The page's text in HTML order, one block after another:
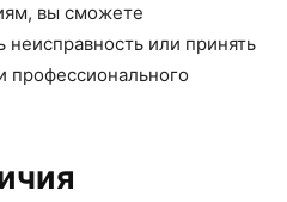
вы сможете
неисправность или принять
профессионального